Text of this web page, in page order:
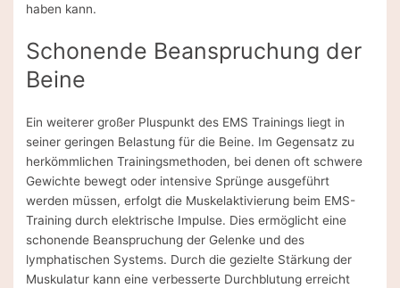
haben kann.
Schonende Beanspruchung der
Beine
Ein weiterer großer Pluspunkt des EMS Trainings liegt in
seiner geringen Belastung für die Beine. Im Gegensatz zu
herkömmlichen Trainingsmethoden, bei denen oft schwere
Gewichte bewegt oder intensive Sprünge ausgeführt
werden müssen, erfolgt die Muskelaktivierung beim EMS-
Training durch elektrische Impulse. Dies ermöglicht eine
schonende Beanspruchung der Gelenke und des
lymphatischen Systems. Durch die gezielte Stärkung der
Muskulatur kann eine verbesserte Durchblutung erreicht